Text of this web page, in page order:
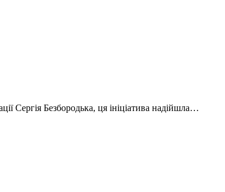
Сергія Безбородька, ця ініціатива надійшла…